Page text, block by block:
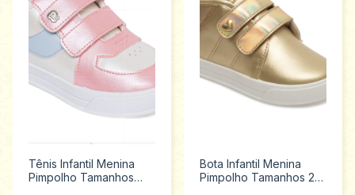
Tênis Infantil Menina
Pimpolho Tamanhos
Bota Infantil Menina
Pimpolho Tamanhos 22